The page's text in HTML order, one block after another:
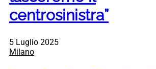
centrosinistra”
5 Luglio 2025
Milano